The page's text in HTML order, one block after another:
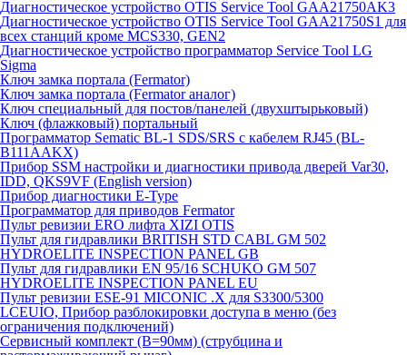
Диагностическое устройство OTIS Service Tool GAA21750AK3
Диагностическое устройство OTIS Service Tool GAA21750S1 для
всех станций кроме MCS330, GEN2
Диагностическое устройство программатор Service Tool LG
Sigma
Ключ замка портала (Fermator)
Ключ замка портала (Fermator аналог)
Ключ специальный для постов/панелей (двухштырьковый)
Ключ (флажковый) портальный
Программатор Sematic BL-1 SDS/SRS с кабелем RJ45 (BL-
B111AAKX)
Прибор SSM настройки и диагностики привода дверей Var30,
IDD, QKS9VF (English version)
Прибор диагностики E-Type
Программатор для приводов Fermator
Пульт ревизии ERO лифта XIZI OTIS
Пульт для гидравлики BRITISH STD CABL GM 502
HYDROELITE INSPECTION PANEL GB
Пульт для гидравлики EN 95/16 SCHUKO GM 507
HYDROELITE INSPECTION PANEL EU
Пульт ревизии ESE-91 MICONIC .X для S3300/5300
LCEUIO, Прибор разблокировки доступа в меню (без
ограничения подключений)
Сервисный комплект (В=90мм) (струбцина и